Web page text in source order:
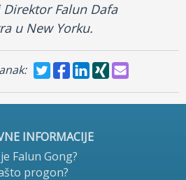
Falun Dafa
u New Yorku.
INFORMACIJE
Falun Gong?
progon?